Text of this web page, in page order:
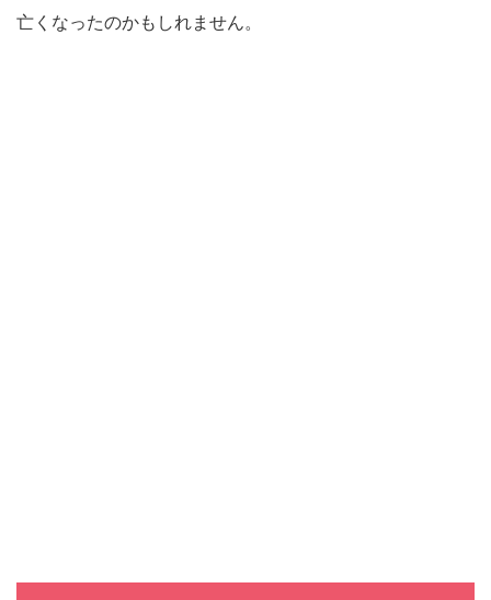
亡くなったのかもしれません。